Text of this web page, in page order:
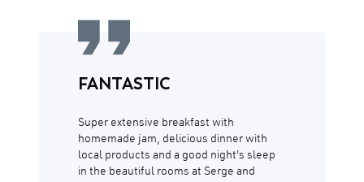
FANTASTIC
Super extensive breakfast with
homemade jam, delicious dinner with
local products and a good night's sleep
in the beautiful rooms at Serge and